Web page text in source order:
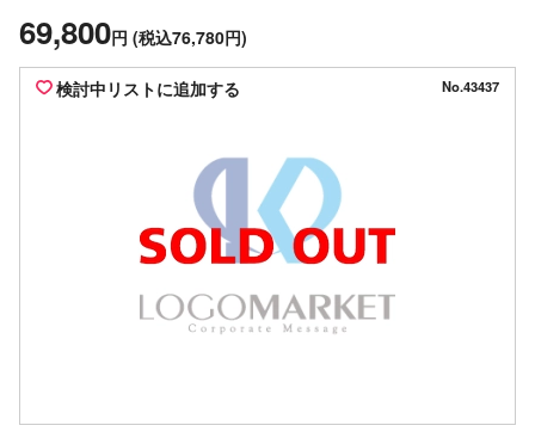
69,800円 (税込76,780円)
検討中リストに追加する No.43437